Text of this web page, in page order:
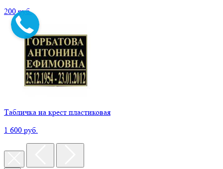
200 руб.
Табличка на крест пластиковая
1 600 руб.